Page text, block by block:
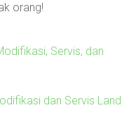
orang!
Servis, dan
dan Servis Land